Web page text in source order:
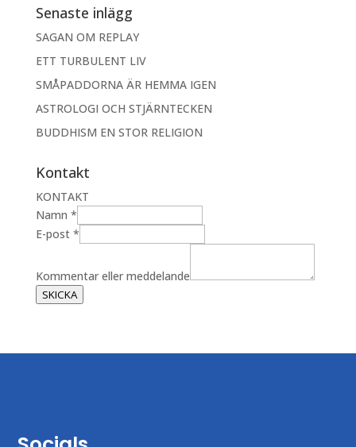
Senaste inlägg
SAGAN OM REPLAY
ETT TURBULENT LIV
SMÅPADDORNA ÄR HEMMA IGEN
ASTROLOGI OCH STJÄRNTECKEN
BUDDHISM EN STOR RELIGION
Kontakt
KONTAKT
N
a
n
E
-
Namn *
E-post *
Kommentar eller meddelande
SKICKA